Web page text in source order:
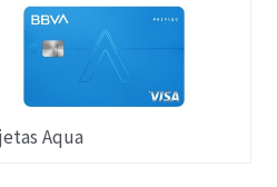
Aqua